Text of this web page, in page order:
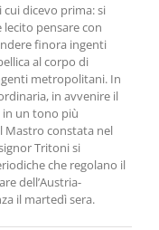
dicevo prima: si
lecito pensare con
finora ingenti
al corpo di
metropolitani. In
in avvenire il
in un tono più
Mastro constata nel
Tritoni si
che regolano il
dell’Austria-
il martedì sera.